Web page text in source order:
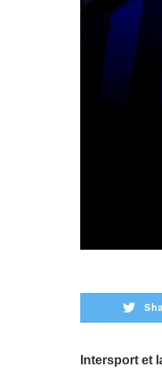
Intersport et